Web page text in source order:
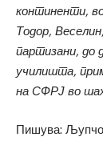
континенти,
Тодор,
партизани, до
училишта,
на СФРЈ во
Пишува: